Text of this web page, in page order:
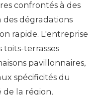
confrontés à des
des dégradations
rapide. L'entreprise
toits-terrasses
pavillonnaires,
spécificités du
la région,